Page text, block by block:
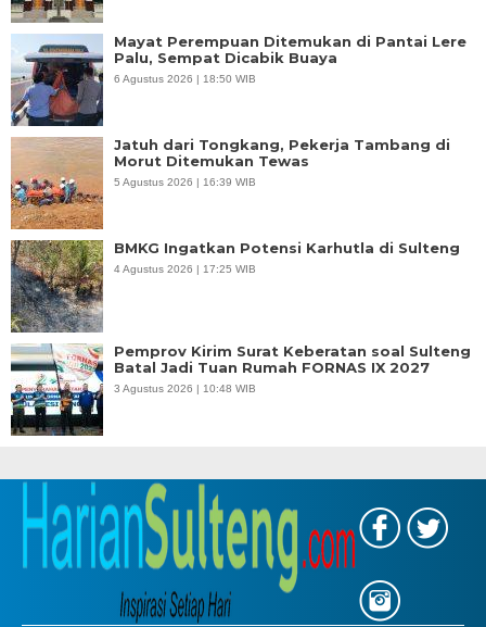
Mayat Perempuan Ditemukan di Pantai Lere
Palu, Sempat Dicabik Buaya
6 Agustus 2026 | 18:50 WIB
Jatuh dari Tongkang, Pekerja Tambang di
Morut Ditemukan Tewas
5 Agustus 2026 | 16:39 WIB
BMKG Ingatkan Potensi Karhutla di Sulteng
4 Agustus 2026 | 17:25 WIB
Pemprov Kirim Surat Keberatan soal Sulteng
Batal Jadi Tuan Rumah FORNAS IX 2027
3 Agustus 2026 | 10:48 WIB